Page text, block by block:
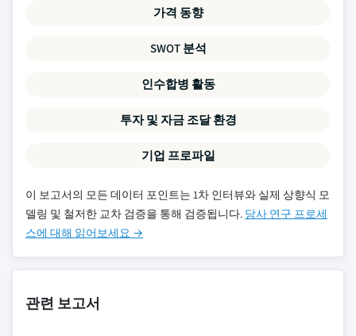
가격 동향
SWOT 분석
인수합병 활동
투자 및 자금 조달 환경
기업 프로파일
이 보고서의 모든 데이터 포인트는 1차 인터뷰와 실제 상향식 모
델링 및 철저한 교차 검증을 통해 검증됩니다. 당사 연구 프로세
스에 대해 읽어보세요 →
관련 보고서